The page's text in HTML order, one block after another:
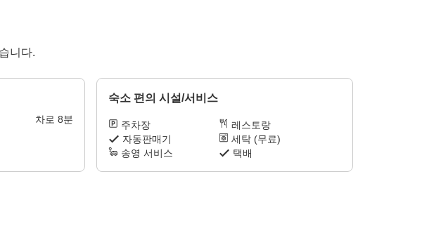
니다.
차로 8분
숙소 편의 시설/서비스
주차장
레스토랑
자동판매기
세탁 (무료)
송영 서비스
택배